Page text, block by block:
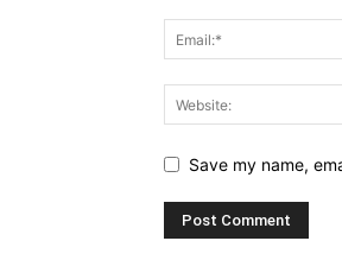
Save my name,